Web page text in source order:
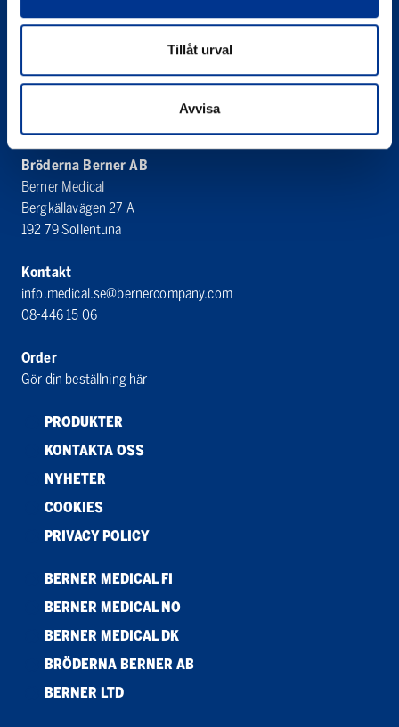
Tillåt urval
Avvisa
Berner Medical
Bröderna Berner AB
Berner Medical
Bergkällavägen 27 A
192 79 Sollentuna
Kontakt
info.medical.se@bernercompany.com
08-446 15 06
Order
Gör din beställning här
PRODUKTER
KONTAKTA OSS
NYHETER
COOKIES
PRIVACY POLICY
BERNER MEDICAL FI
BERNER MEDICAL NO
BERNER MEDICAL DK
BRÖDERNA BERNER AB
BERNER LTD